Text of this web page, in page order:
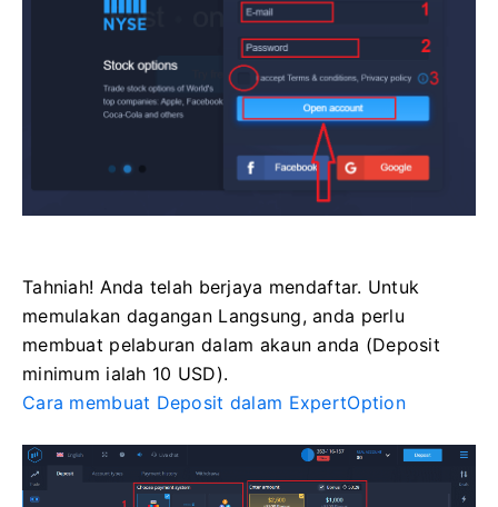
Tahniah! Anda telah berjaya mendaftar. Untuk
memulakan dagangan Langsung, anda perlu
membuat pelaburan dalam akaun anda (Deposit
minimum ialah 10 USD).
Cara membuat Deposit dalam ExpertOption